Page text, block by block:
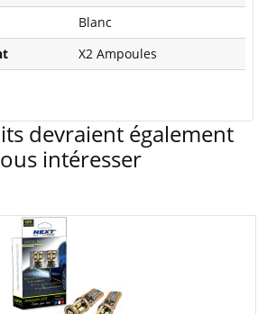
Blanc
X2 Ampoules
devraient également
intéresser